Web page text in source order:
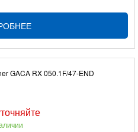
GACA RX 050.1F/47-END